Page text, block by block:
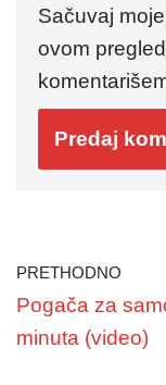
Sačuvaj
ovom
PRETHODNO
Pogača za
minuta (video)